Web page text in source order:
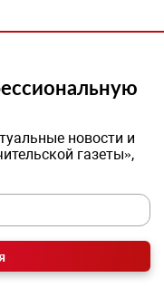
новости и
газеты»,